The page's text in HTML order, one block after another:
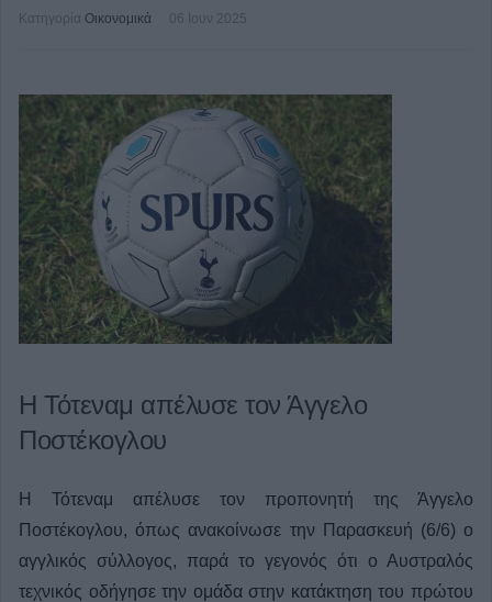
Κατηγορία Οικονομικά 06 Ιουν 2025
Η Τότεναμ απέλυσε τον Άγγελο
Ποστέκογλου
Η Τότεναμ απέλυσε τον προπονητή της Άγγελο
Ποστέκογλου, όπως ανακοίνωσε την Παρασκευή (6/6) ο
αγγλικός σύλλογος, παρά το γεγονός ότι ο Αυστραλός
τεχνικός οδήγησε την ομάδα στην κατάκτηση του πρώτου